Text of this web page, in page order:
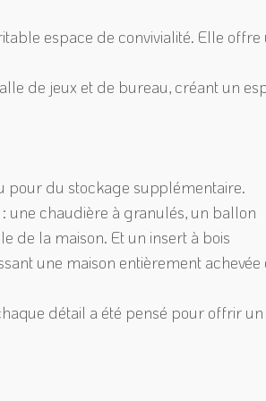
espace de convivialité. Elle offre
de jeux et de bureau, créant un
pour du stockage supplémentaire.
une chaudière à granulés, un ballon
de la maison. Et un insert à bois
une maison entièrement achevée
détail a été pensé pour offrir un